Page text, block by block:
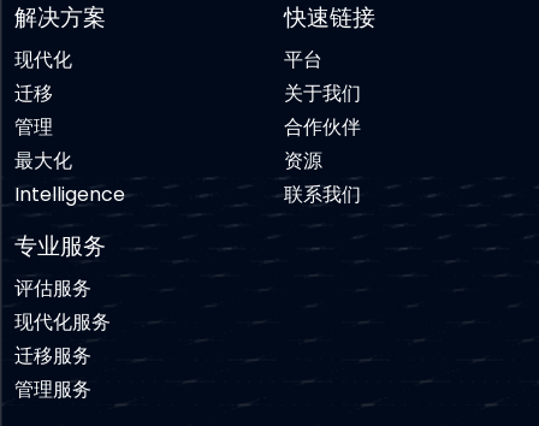
解决方案
现代化
迁移
管理
最大化
Intelligence
专业服务
评估服务
现代化服务
迁移服务
管理服务
快速链接
平台
关于我们
合作伙伴
资源
联系我们